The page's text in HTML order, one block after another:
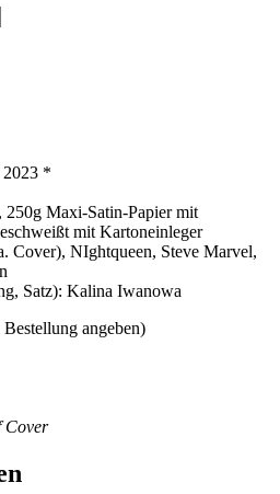
2023 *
Maxi-Satin-Papier mit
mit Kartoneinleger
Cover), NIghtqueen, Steve Marvel,
Satz): Kalina Iwanowa
angeben)
Cover